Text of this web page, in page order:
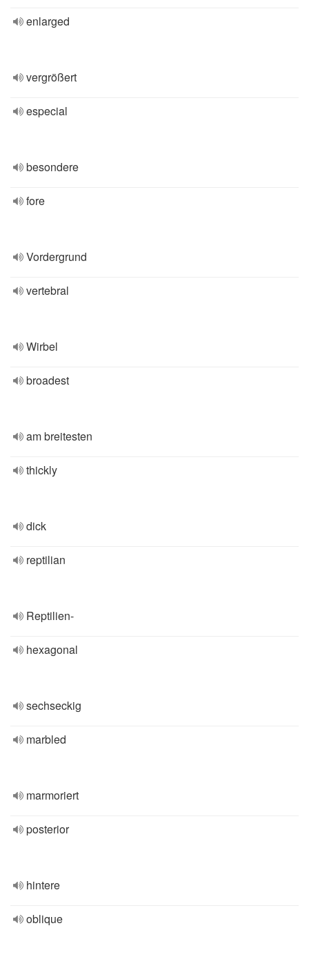
enlarged
vergrößert
especial
besondere
fore
Vordergrund
vertebral
Wirbel
broadest
am breitesten
thickly
dick
reptilian
Reptilien-
hexagonal
sechseckig
marbled
marmoriert
posterior
hintere
oblique